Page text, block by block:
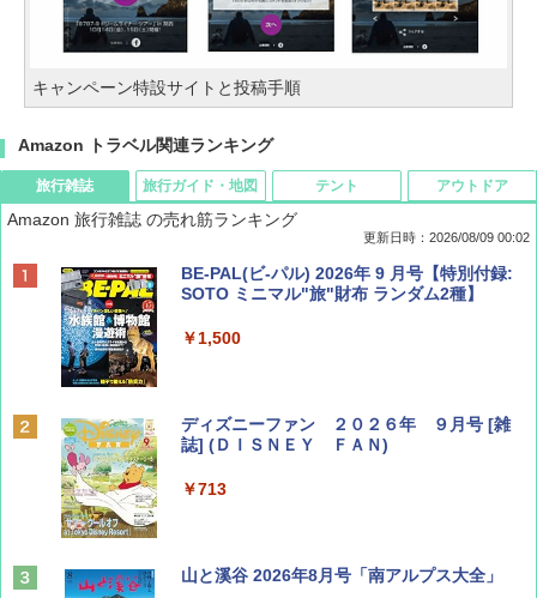
キャンペーン特設サイトと投稿手順
Amazon トラベル関連ランキング
旅行雑誌
Amazon 旅行雑誌 の売れ筋ランキング
更新日時：2026/08/09 00:02
BE-PAL(ビ-パル) 2026年 9 月号【特別付録:
SOTO ミニマル"旅"財布 ランダム2種】
￥1,500
ディズニーファン ２０２６年 ９月号 [雑
誌] (ＤＩＳＮＥＹ ＦＡＮ)
￥713
山と溪谷 2026年8月号「南アルプス大全」
旅行ガイド・地図 テント アウトドア